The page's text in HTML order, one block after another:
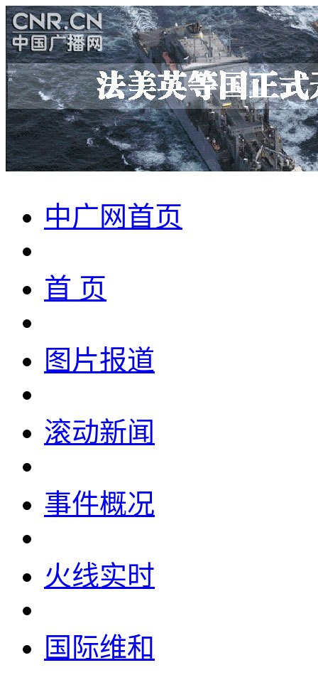
中广网首页
首 页
图片报道
滚动新闻
事件概况
火线实时
国际维和